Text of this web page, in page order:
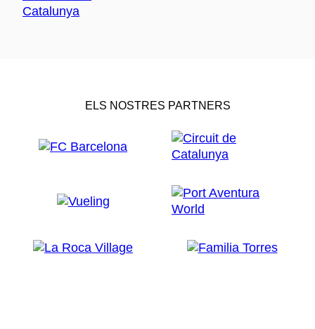
ELS NOSTRES PARTNERS